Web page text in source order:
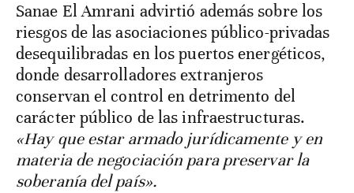
Sanae El Amrani advirtió además sobre los
riesgos de las asociaciones público-privadas
desequilibradas en los puertos energéticos,
donde desarrolladores extranjeros
conservan el control en detrimento del
carácter público de las infraestructuras.
«Hay que estar armado jurídicamente y en
materia de negociación para preservar la
soberanía del país».